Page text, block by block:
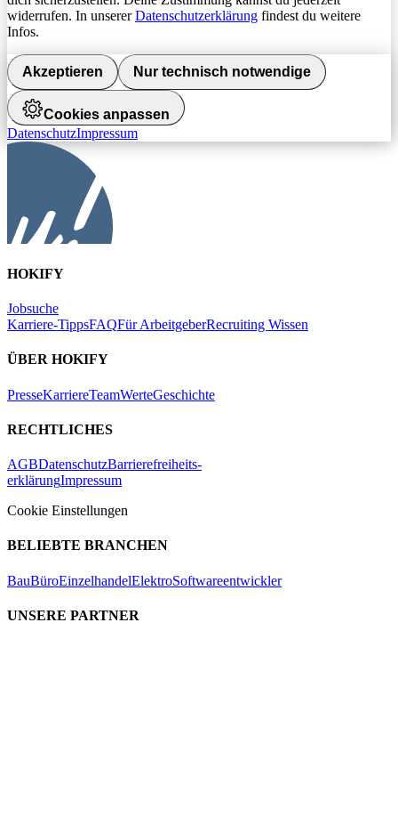
widerrufen. In unsererDatenschutzerklärung findest du weitere
Infos.
Akzeptieren Nur technisch notwendige
Cookies anpassen
DatenschutzImpressum
HOKIFY
Jobsuche
Karriere-TippsFAQFür ArbeitgeberRecruiting Wissen
ÜBER HOKIFY
PresseKarriereTeamWerteGeschichte
RECHTLICHES
AGBDatenschutzBarrierefreiheits-
erklärungImpressum
Cookie Einstellungen
BELIEBTE BRANCHEN
BauBüroEinzelhandelElektroSoftwareentwickler
UNSERE PARTNER